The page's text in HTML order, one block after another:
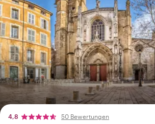
4,8 50 Bewertungen